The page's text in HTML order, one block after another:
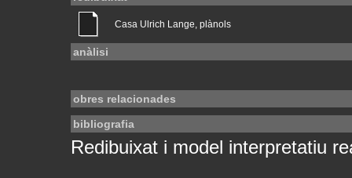
Casa Ulrich Lange, plànols
anàlisi
obres relacionades
bibliografia
Redibuixat i model interpretatiu